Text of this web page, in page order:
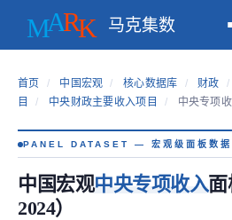
马克集数
首页 / 中国宏观 / 核心数据库 / 财政 /
目
/ 中央财政主要收入项目 / 中央专项
PANEL DATASET — 宏观级面板数据
中国宏观中央专项收入面
2024）